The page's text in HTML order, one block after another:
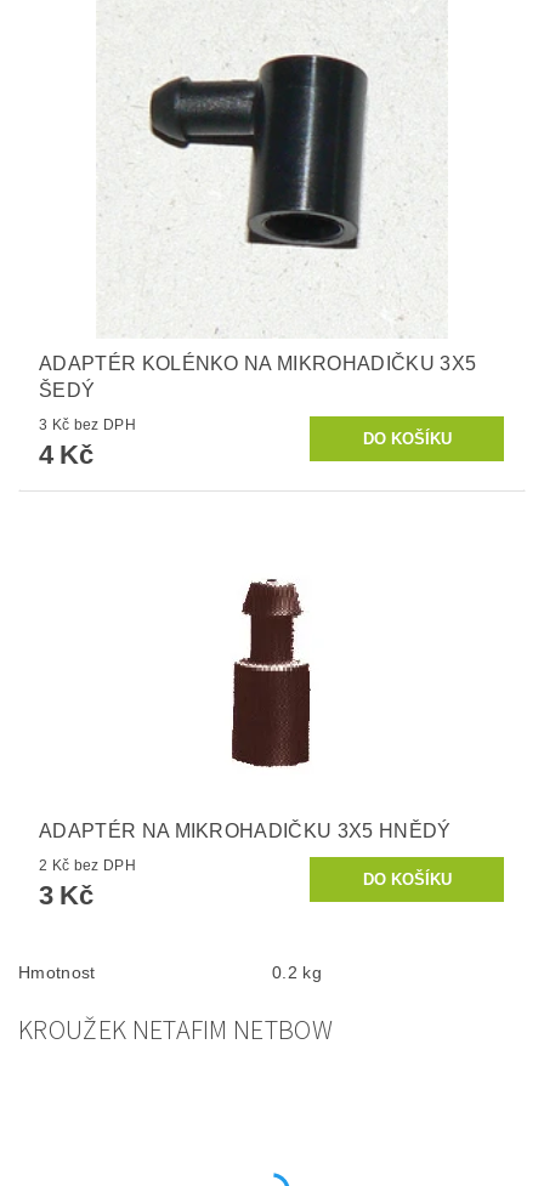
ADAPTÉR KOLÉNKO NA MIKROHADIČKU 3X5
ŠEDÝ
3 Kč bez DPH
4 Kč
ADAPTÉR NA MIKROHADIČKU 3X5 HNĚDÝ
2 Kč bez DPH
3 Kč
Hmotnost 0.2 kg
KROUŽEK NETAFIM NETBOW